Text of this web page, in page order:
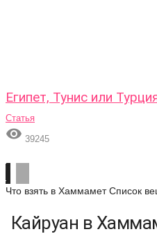
Египет, Тунис или
Статья
 39245
Что взять в Хаммамет Список
Кайруан в